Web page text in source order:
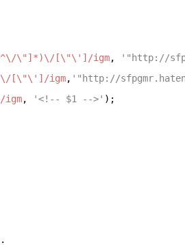
\"]*)\/[\"\']/igm,
'"http://
[\"\']/igm, '"http://
igm, '<!-- $1 -->' );